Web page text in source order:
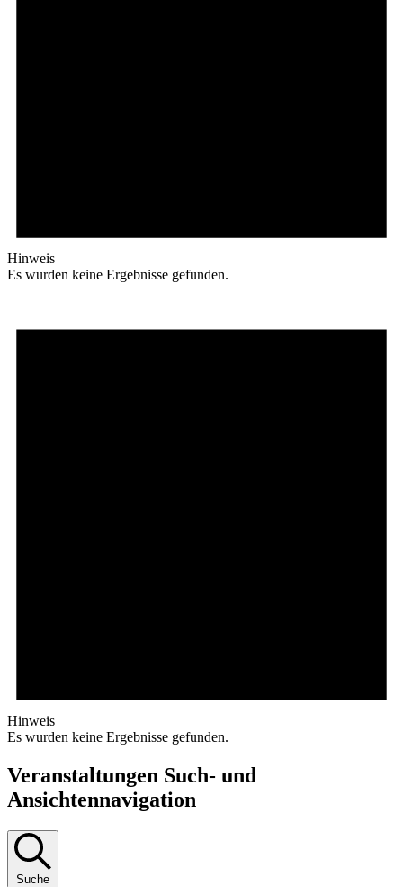
Hinweis
Es wurden keine Ergebnisse gefunden.
Hinweis
Es wurden keine Ergebnisse gefunden.
Veranstaltungen Such- und
Ansichtennavigation
Suche